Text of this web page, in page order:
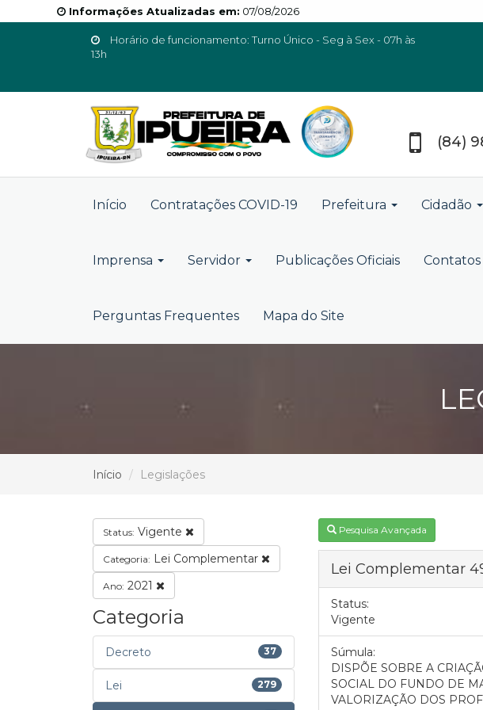
Informações Atualizadas em: 07/08/2026
Horário de funcionamento: Turno Único - Seg à Sex - 07h às
13h
(84)
Início Contratações COVID-19 Prefeitura Cidadão
Imprensa Servidor Publicações Oficiais Contatos
Perguntas Frequentes Mapa do Site
Início Legislações
Status: Vigente
Categoria: Lei Complementar
Ano: 2021
Categoria
Decreto 37
Lei 279
Pesquisa Avançada
Lei Complementar
Status:
Vigente
Súmula:
DISPÕE SOBRE A
SOCIAL DO FUNDO DE
VALORIZAÇÃO DOS